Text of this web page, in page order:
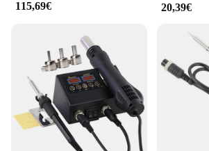
115,69€ 20,39€